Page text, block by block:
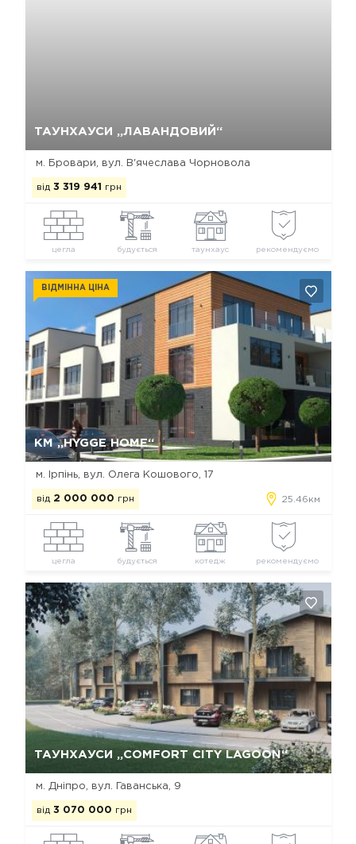
ТАУНХАУСИ „ЛАВАНДОВИЙ“
м. Бровари, вул. В'ячеслава Чорновола
від 3 319 941 грн
цегла будується таунхаус рекомендуємо
КМ „HYGGE HOME“
ВІДМІННА ЦІНА
м. Ірпінь, вул. Олега Кошового, 17
від 2 000 000 грн 25.46км
цегла будується котедж рекомендуємо
Так, видалити Відміна
ТАУНХАУСИ „COMFORT CITY LAGOON“
м. Дніпро, вул. Гаванська, 9
від 3 070 000 грн
Так, видалити